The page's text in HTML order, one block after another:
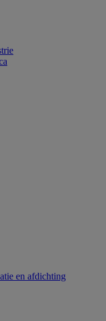
en afdichting